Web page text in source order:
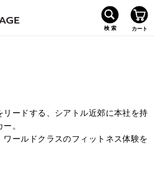
ードする、シアトル近郊に本社を持
。
ワールドクラスのフィットネス体験を